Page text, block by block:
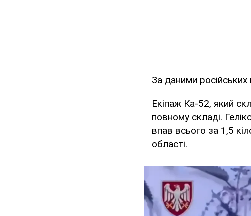
За даними
Екіпаж Ка-52, який
повному складі.
впав всього за 1,5
області.